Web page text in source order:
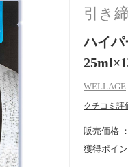
引き
ハイパ
WELLAGE
クチコミ評
販売価格 ：
獲得ポイン